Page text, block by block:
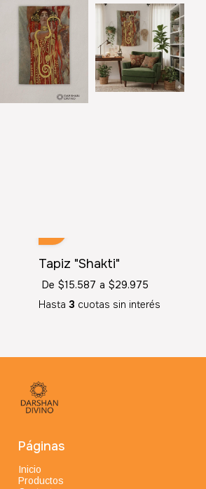
Tapiz "Shakti"
De $15.587 a $29.975
Hasta 3 cuotas sin interés
Páginas
Inicio
Productos